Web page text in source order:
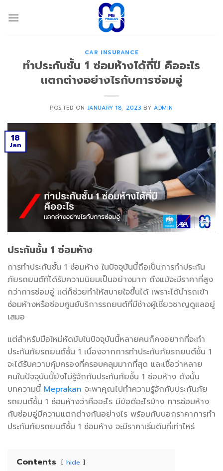
CAR INSURANCE
ทำประกันชั้น 1 ซ่อมห้างได้กี่ปี คืออะไร
แตกต่างอย่างไรกับการซ่อมอู่
POSTED ON JANUARY 18, 2023 BY ADMIN
18
Jan
ประกันชั้น 1 ซ่อมห้าง
การทำประกันชั้น 1 ซ่อมห้าง ในปัจจุบันนี้ถือเป็นการทำประกัน
ภัยรถยนต์ที่ได้รับความนิยมเป็นอย่างมาก ถึงแม้จะมีราคาที่สูง
กว่าการซ่อมอู่ แต่ก็ช่วยทำให้สบายใจขึ้นได้ เพราะได้นำรถเข้า
ซ่อมห้างหรือซ่อมศูนย์บริการรถยนต์ที่มีช่างผู้เชี่ยวชาญดูแลอยู่
เสมอ
แต่สำหรับมือใหม่หัดขับในปัจจุบันนี้หลายคนก็คงอยากที่จะทำ
ประกันภัยรถยนต์ชั้น 1 เนื่องจากการทำประกันภัยรถยนต์ชั้น 1
จะได้รับความคุ้มครองที่ครอบคลุมมากที่สุด และเชื่อว่าหลาย
คนในปัจจุบันนี้ยังไม่รู้จักกับประกันภัยชั้น 1 ซ่อมห้าง ดังนั้น
บทความนี้ Meprakan จะพาคุณไปทำความรู้จักกับประกันภัย
รถยนต์ชั้น 1 ซ่อมห้างว่าคืออะไร มีข้อดีอะไรบ้าง การซ่อมห้าง
กับซ่อมอู่มีความแตกต่างกันอย่างไร พร้อมกับบอกราคาการทำ
ประกันภัยรถยนต์ชั้น 1 ซ่อมห้าง จะมีราคาเริ่มต้นที่เท่าไหร่
Contents hide